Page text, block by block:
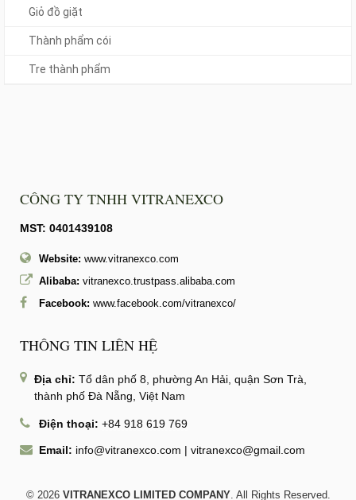
Giỏ đồ giặt
Thành phẩm cói
Tre thành phẩm
CÔNG TY TNHH VITRANEXCO
MST: 0401439108
Website: www.vitranexco.com
Alibaba: vitranexco.trustpass.alibaba.com
Facebook: www.facebook.com/vitranexco/
THÔNG TIN LIÊN HỆ
Địa chỉ: Tổ dân phố 8, phường An Hải, quận Sơn Trà,
thành phố Đà Nẵng, Việt Nam
Điện thoại: +84 918 619 769
Email: info@vitranexco.com | vitranexco@gmail.com
© 2026 VITRANEXCO LIMITED COMPANY. All Rights Reserved.